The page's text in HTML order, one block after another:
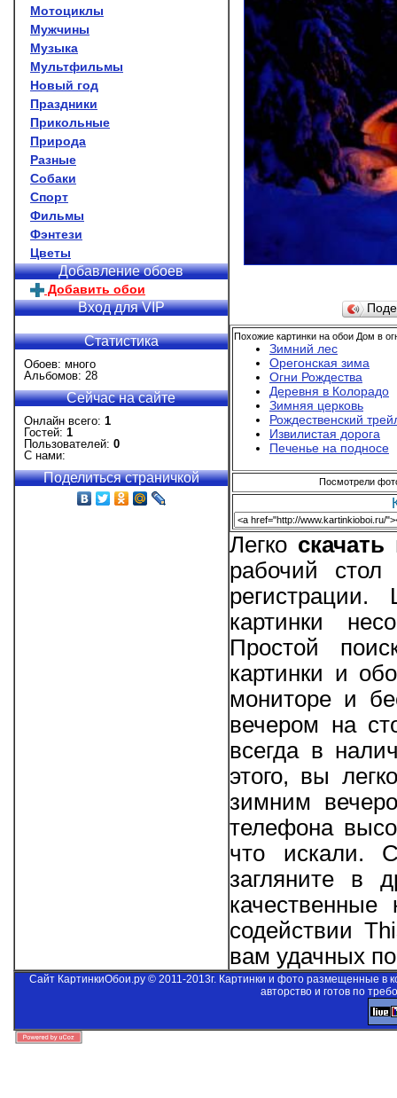
Мотоциклы
Мужчины
Музыка
Мультфильмы
Новый год
Праздники
Прикольные
Природа
Разные
Собаки
Спорт
Фильмы
Фэнтези
Цветы
Добавление обоев
Добавить обои
Вход для VIP
Статистика
Обоев: много
Альбомов: 28
Сейчас на сайте
Онлайн всего: 1
Гостей: 1
Пользователей: 0
С нами:
Поделиться страничкой
Похожие картинки на обои Дом в
Зимний лес
Орегонская зима
Огни Рождества
Деревня в Колорадо
Зимняя церковь
Рождественский
Извилистая дорога
Печенье на подносе
Посмотрели
Легко
рабочий стол
картинки
Простой
картинки и
мониторе и
вечером на
всегда в
этого, вы
зимним
телефона
что искали.
загляните в
содействии
вам удачных
Сайт КартинкиОбои.ру © 2011-2013г. Картинки и фото размещенные в
авторство и готов по